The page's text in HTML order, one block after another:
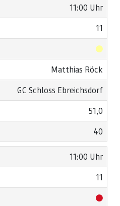
11:00 Uhr
11
Matthias Röck
GC Schloss Ebreichsdorf
51,0
40
11:00 Uhr
11